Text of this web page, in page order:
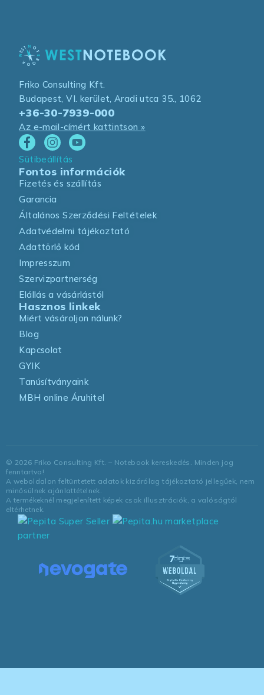
Friko Consulting Kft.
Budapest, VI. kerület, Aradi utca 35., 1062
+36-30-7939-000
Az e-mail-címért kattintson »
Sütibeállítás
Fontos információk
Fizetés és szállítás
Garancia
Általános Szerződési Feltételek
Adatvédelmi tájékoztató
Adattörlő kód
Impresszum
Szervizpartnerség
Elállás a vásárlástól
Hasznos linkek
Miért vásároljon nálunk?
Blog
Kapcsolat
GYIK
Tanúsítványaink
MBH online Áruhitel
© 2026 Friko Consulting Kft. – Notebook kereskedés. Minden jog
fenntartva!
A weboldalon feltüntetett adatok kizárólag tájékoztató jellegűek, nem
minősülnek ajánlattételnek.
A termékeknél megjelenített képek csak illusztrációk, a valóságtól
eltérhetnek.
marketplace
partner